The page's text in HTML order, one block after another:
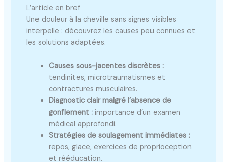
L’article en bref
Une douleur à la cheville sans signes visibles
interpelle : découvrez les causes peu connues et
les solutions adaptées.
Causes sous-jacentes discrètes :
tendinites, microtraumatismes et
contractures musculaires.
Diagnostic clair malgré l’absence de
gonflement : importance d’un examen
médical approfondi.
Stratégies de soulagement immédiates :
repos, glace, exercices de proprioception
et rééducation.